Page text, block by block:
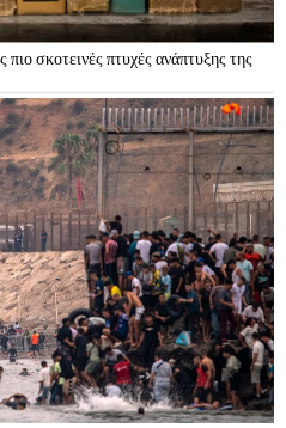
σκοτεινές πτυχές ανάπτυξης της